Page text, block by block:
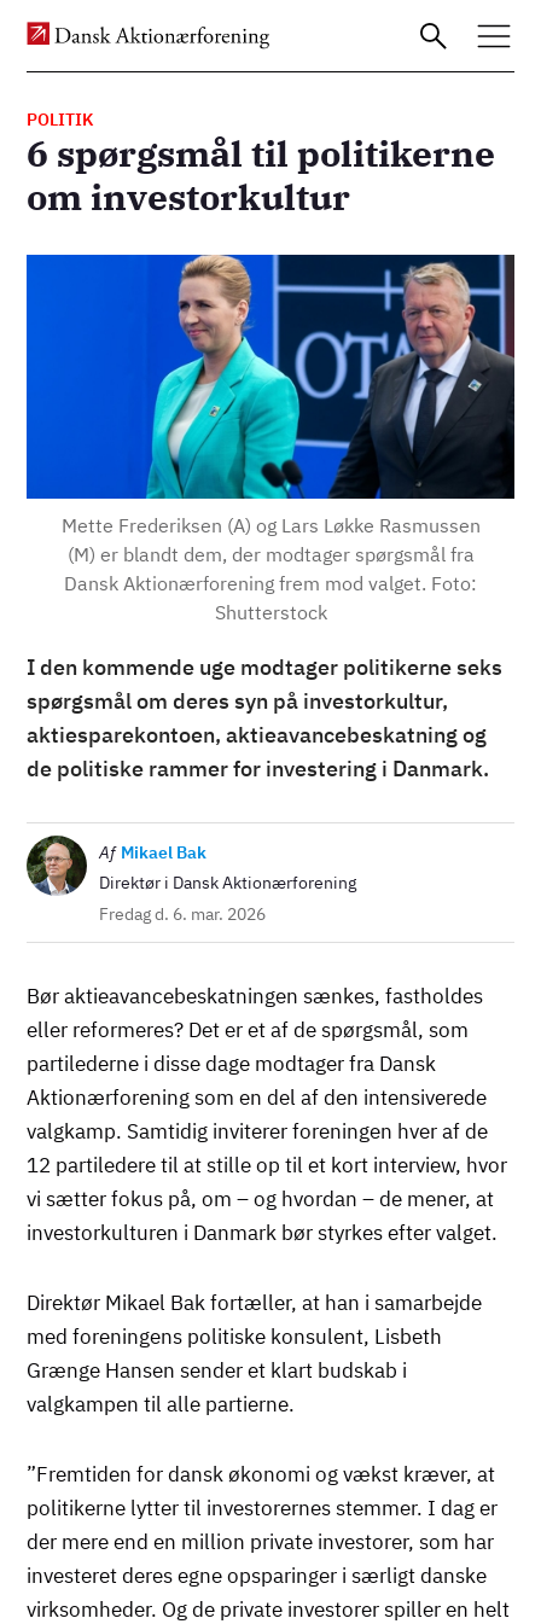
Gå
til
POLITIK
6 spørgsmål til politikerne
om investorkultur
Mette Frederiksen (A) og Lars Løkke Rasmussen
(M) er blandt dem, der modtager spørgsmål fra
Dansk Aktionærforening frem mod valget. Foto:
Shutterstock
I den kommende uge modtager politikerne seks
spørgsmål om deres syn på investorkultur,
aktiesparekontoen, aktieavancebeskatning og
de politiske rammer for investering i Danmark.
Billede Af Mikael Bak
Direktør i Dansk Aktionærforening
Fredag d. 6. mar. 2026
Bør aktieavancebeskatningen sænkes, fastholdes
eller reformeres? Det er et af de spørgsmål, som
partilederne i disse dage modtager fra Dansk
Aktionærforening som en del af den intensiverede
valgkamp. Samtidig inviterer foreningen hver af de
12 partiledere til at stille op til et kort interview, hvor
vi sætter fokus på, om – og hvordan – de mener, at
investorkulturen i Danmark bør styrkes efter valget.
Direktør Mikael Bak fortæller, at han i samarbejde
med foreningens politiske konsulent, Lisbeth
Grænge Hansen sender et klart budskab i
valgkampen til alle partierne.
”Fremtiden for dansk økonomi og vækst kræver, at
politikerne lytter til investorernes stemmer. I dag er
der mere end en million private investorer, som har
investeret deres egne opsparinger i særligt danske
virksomheder. Og de private investorer spiller en helt